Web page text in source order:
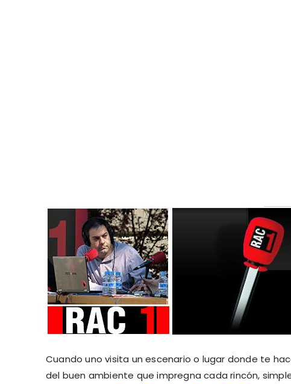
Cuando uno visita un escenario o lugar donde te
del buen ambiente que impregna cada rincón,